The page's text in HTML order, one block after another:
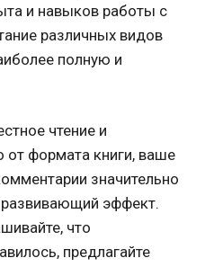
и навыков работы с
различных видов
полную и
чтение и
формата книги, ваше
значительно
эффект.
что
предлагайте